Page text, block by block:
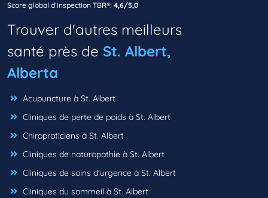
Score global d’inspection TBR®: 4,6/5,0
Trouver d'autres meilleurs
santé près de St. Albert,
Alberta
Acupuncture à St. Albert
Cliniques de perte de poids à St. Albert
Chiropraticiens à St. Albert
Cliniques de naturopathie à St. Albert
Cliniques de soins d'urgence à St. Albert
Cliniques du sommeil à St. Albert